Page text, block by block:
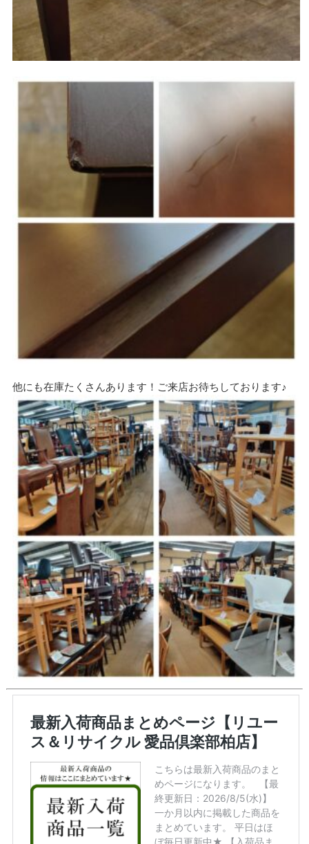
他にも在庫たくさんあります！ご来店お待ちしております♪